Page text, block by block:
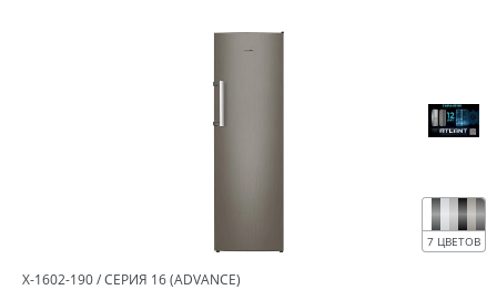
7 ЦВЕТОВ
Х-1602-190 / СЕРИЯ 16 (ADVANCE)